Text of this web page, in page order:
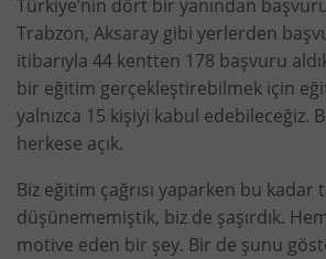
Türkiye’nin dört bir yanından
Trabzon, Aksaray gibi yerlerden
itibarıyla 44 kentten 178 başvuru
bir eğitim gerçekleştirebilmek için
yalnızca 15 kişiyi kabul edebileceğiz.
herkese açık.
Biz eğitim çağrısı yaparken bu kadar
düşünememiştik, biz de şaşırdık.
motive eden bir şey. Bir de şunu